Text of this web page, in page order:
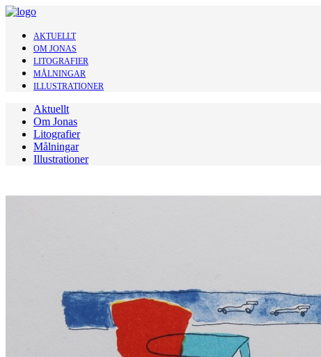
AKTUELLT
OM JONAS
LITOGRAFIER
MÅLNINGAR
ILLUSTRATIONER
Aktuellt
Om Jonas
Litografier
Målningar
Illustrationer